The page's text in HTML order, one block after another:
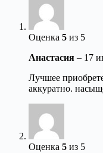
Оценка 5 из 5
Анастасия – 17
Лучшее
аккуратно.
Оценка 5 из 5